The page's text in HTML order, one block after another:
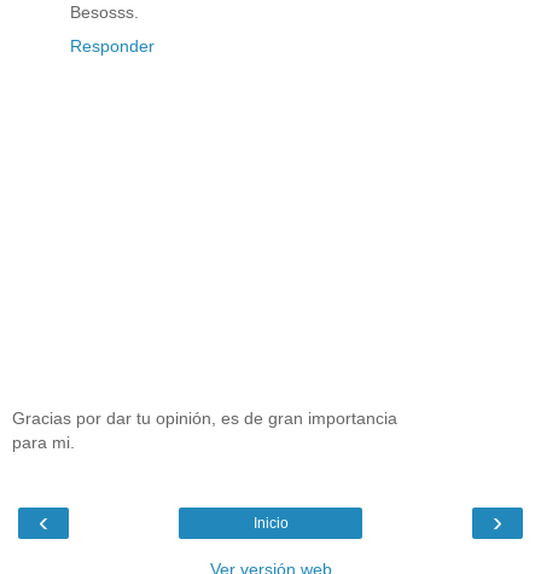
Besosss.
Responder
Gracias por dar tu opinión, es de gran importancia
para mi.
‹ ›
Inicio
Ver versión web